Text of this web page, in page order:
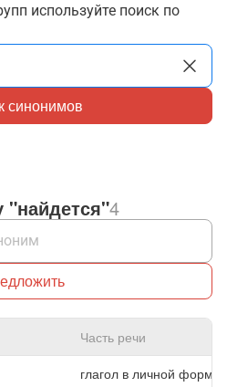
используйте поиск по
синонимов
4
Часть речи
глагол в личной форме